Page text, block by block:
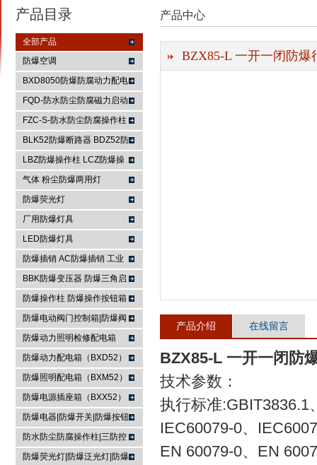
浙江依客思电气有限公司
产品目录
全部产品
防爆空调
BXD8050防爆防腐动力配电
箱
FQD-防水防尘防腐磁力启动
器
FZC-S-防水防尘防腐操作柱
FXK-S防水防尘防腐控制箱
BLK52防爆断路器 BDZ52防
爆断路器
LBZ防爆操作柱 LCZ防爆操
作柱
气体 粉尘防爆两用灯
防爆荧光灯
厂用防爆灯具
LED防爆灯具
防爆插销 AC防爆插销 工业
插座 防爆防腐插销装置
BBK防爆变压器 防爆三角启
动器 防爆控制箱
防爆操作柱 防爆操作按钮箱
防爆主令控制器
防爆电动阀门控制箱|防爆阀
门箱
防爆动力照明检修配电箱
防爆动力配电箱（BXD52）
防爆照明配电箱（BXM52）
防爆电源插座箱（BXX52）
防爆电器|防爆开关|防爆按钮
防水防尘防腐操作柱|三防控
制箱|
防爆荧光灯|防爆泛光灯|防爆
产品中心
BZX85-L 一开一闭防爆
产品介绍 在线留言
BZX85-L 一开一闭防
技术参数：
执行标准:GBIT3836.1
IEC60079-0、
EN 60079-0、EN